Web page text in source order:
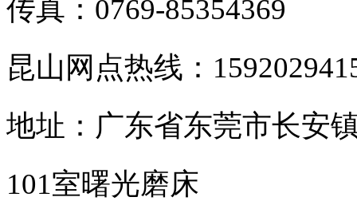
传真：0769-85354369
昆山网点热线：
地址：广东省东莞市长安
101室曙光磨床